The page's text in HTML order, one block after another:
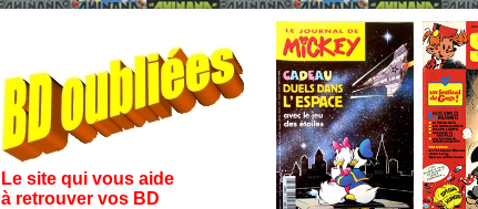
Le site qui vous aide
à retrouver vos BD